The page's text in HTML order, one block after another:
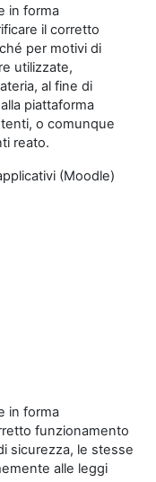
in forma
il corretto
per motivi di
utilizzate,
al fine di
piattaforma
o comunque
reato.
(Moodle)
in forma
funzionamento
sicurezza, le stesse
alle leggi